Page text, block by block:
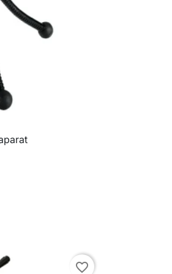
favorite_border